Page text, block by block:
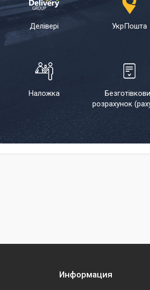
Делівері УкрПошта
Наложка
розрахунок
Информация